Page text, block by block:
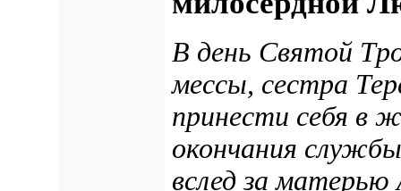
В день Святой
мессы, сестра
принести себя в
окончания
вслед за матерью